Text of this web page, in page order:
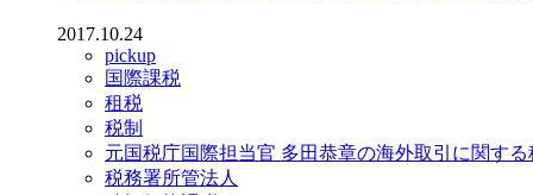
2017.10.24
pickup
国際課税
租税
税制
元国税庁国際担当官 多田恭章の海外取引に関す
税務署所管法人